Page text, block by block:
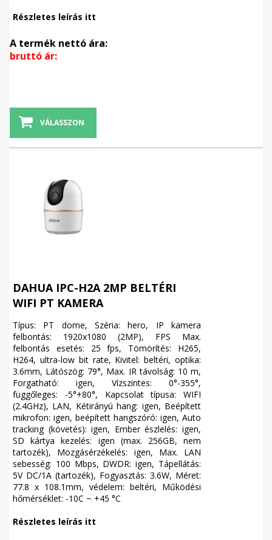
Részletes leírás itt
A termék nettó ára:
bruttó ár:
VÁLASSZON
DAHUA IPC-H2A 2MP BELTÉRI
WIFI PT KAMERA
Típus: PT dome, Széria: hero, IP kamera
felbontás: 1920x1080 (2MP), FPS Max.
felbontás esetés: 25 fps, Tömörítés: H265,
H264, ultra-low bit rate, Kivitel: beltéri, optika:
3.6mm, Látószög: 79°, Max. IR távolság: 10 m,
Forgatható: igen, Vízszintes: 0°-355°,
függőleges: -5°+80°, Kapcsolat típusa: WIFI
(2.4GHz), LAN, Kétirányú hang: igen, Beépített
mikrofon: igen, beépített hangszóró: igen, Auto
tracking (követés): igen, Ember észlelés: igen,
SD kártya kezelés: igen (max. 256GB, nem
tartozék), Mozgásérzékelés: igen, Max. LAN
sebesség: 100 Mbps, DWDR: igen, Tápellátás:
5V DC/1A (tartozék), Fogyasztás: 3.6W, Méret:
77.8 x 108.1mm, védelem: beltéri, Működési
hőmérséklet: -10C ~ +45 °C
Részletes leírás itt